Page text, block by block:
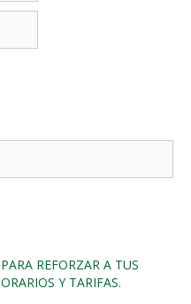
REFORZAR A TUS
Y TARIFAS.